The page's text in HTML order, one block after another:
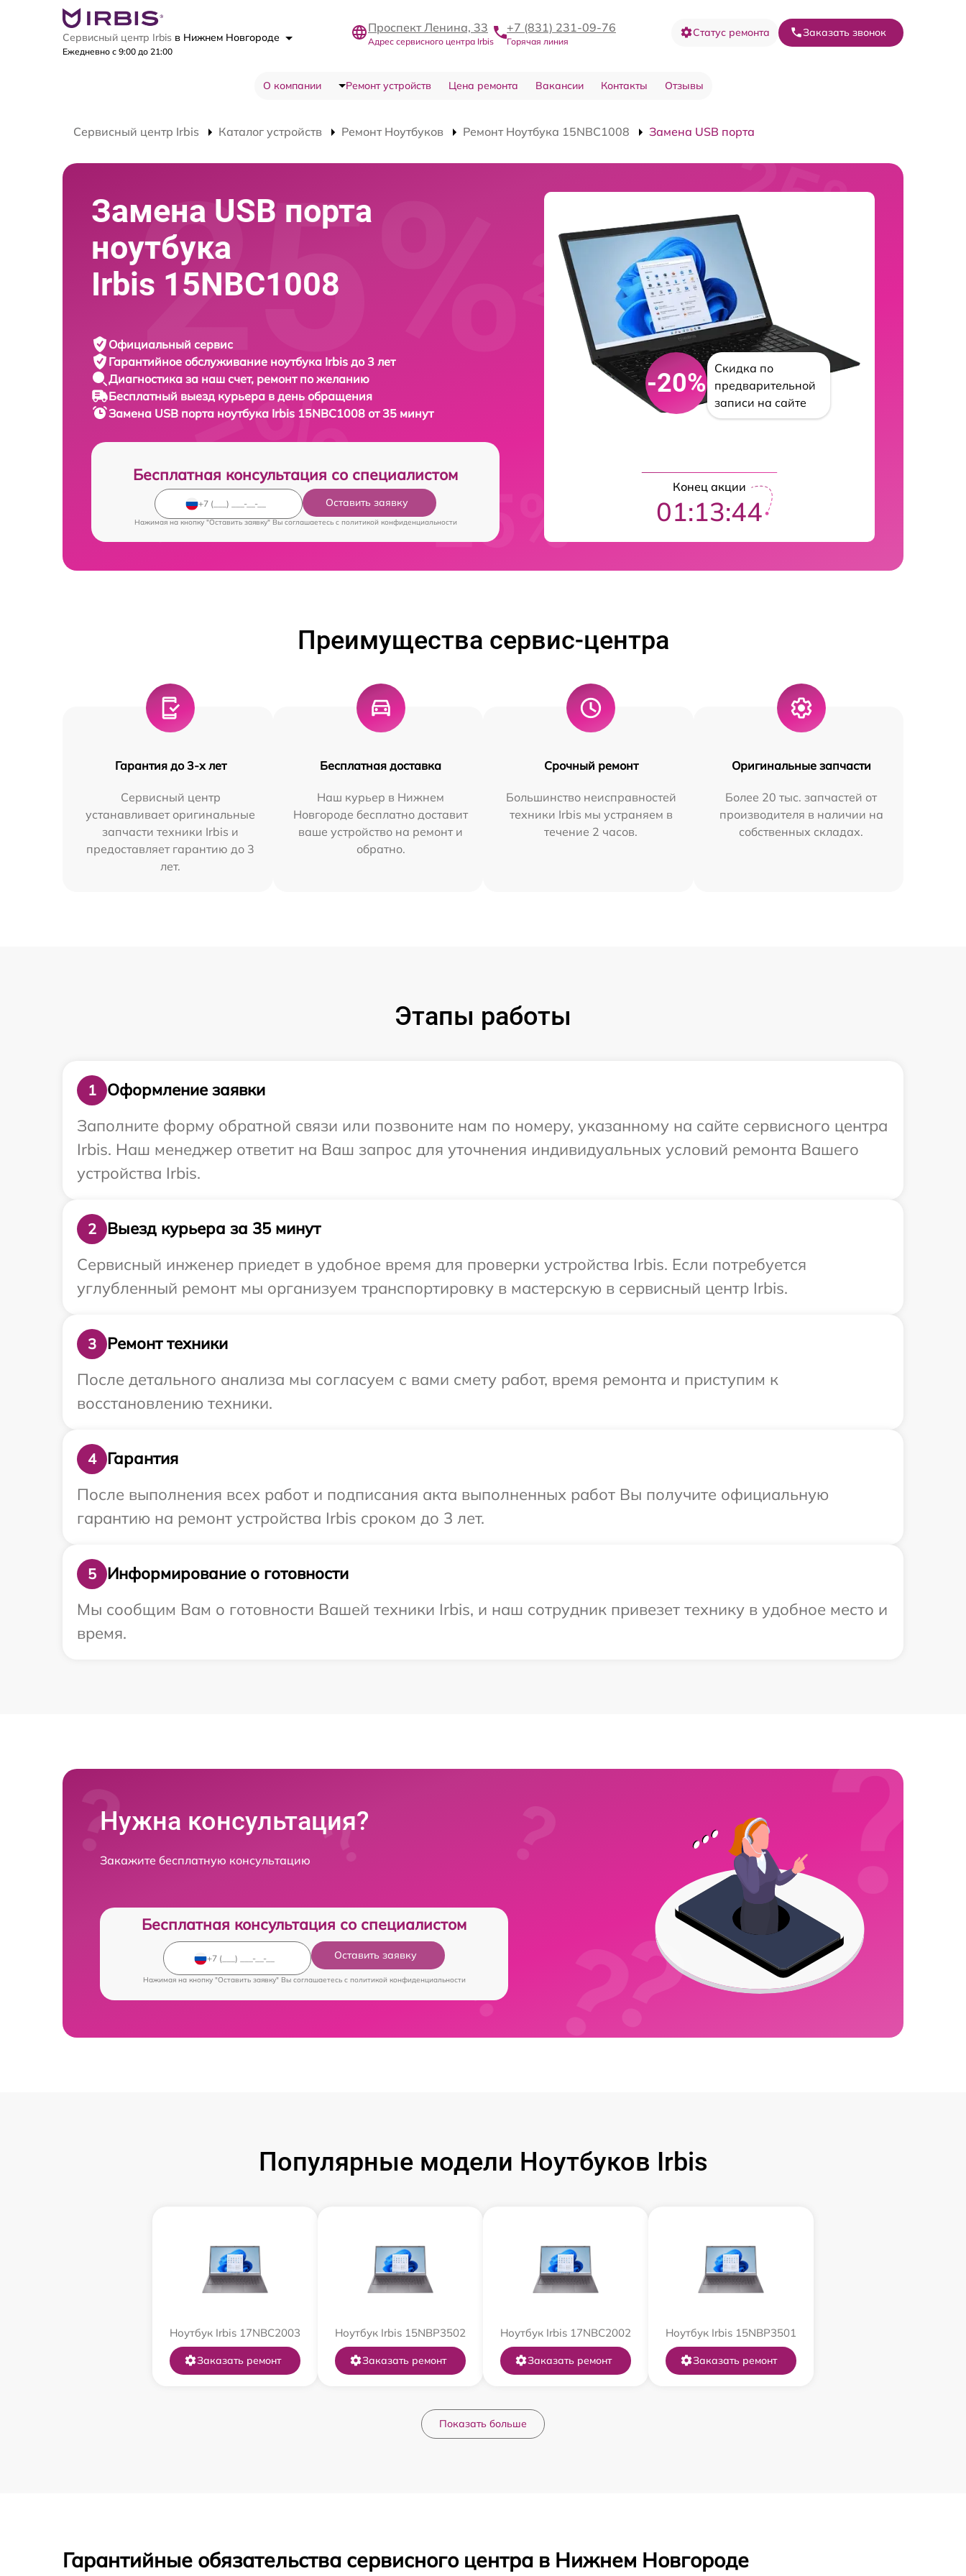
Сервисный центр Irbis в Нижнем Новгороде
Ежедневно с 9:00 до 21:00
Проспект Ленина, 33
Адрес сервисного центра Irbis
+7 (831) 231-09-76
Горячая линия
Статус ремонта Заказать звонок
О компании Ремонт устройств Цена ремонта Вакансии Контакты Отзывы
Сервисный центр Irbis Каталог устройств Ремонт Ноутбуков Ремонт Ноутбука 15NBC1008 Замена USB порта
Замена USB порта
ноутбука
Irbis 15NBC1008
Официальный сервис
Гарантийное обслуживание ноутбука Irbis до 3 лет
Диагностика за наш счет, ремонт по желанию
Бесплатный выезд курьера в день обращения
Замена USB порта ноутбука Irbis 15NBC1008 от 35 минут
Бесплатная консультация со специалистом
Оставить заявку
Нажимая на кнопку "Оставить заявку" Вы соглашаетесь c политикой конфиденциальности
-20%
Скидка по
предварительной
записи на сайте
Конец акции
01:13:43
Преимущества сервис-центра
Гарантия до 3-х лет
Сервисный центр
устанавливает оригинальные
запчасти техники Irbis и
предоставляет гарантию до 3
лет.
Бесплатная доставка
Наш курьер в Нижнем
Новгороде бесплатно доставит
ваше устройство на ремонт и
обратно.
Срочный ремонт
Большинство неисправностей
техники Irbis мы устраняем в
течение 2 часов.
Оригинальные запчасти
Более 20 тыс. запчастей от
производителя в наличии на
собственных складах.
Этапы работы
1
Оформление заявки
Заполните форму обратной связи или позвоните нам по номеру, указанному на сайте сервисного центра
Irbis. Наш менеджер ответит на Ваш запрос для уточнения индивидуальных условий ремонта Вашего
устройства Irbis.
2
Выезд курьера за 35 минут
Сервисный инженер приедет в удобное время для проверки устройства Irbis. Если потребуется
углубленный ремонт мы организуем транспортировку в мастерскую в сервисный центр Irbis.
3
Ремонт техники
После детального анализа мы согласуем с вами смету работ, время ремонта и приступим к
восстановлению техники.
4
Гарантия
После выполнения всех работ и подписания акта выполненных работ Вы получите официальную
гарантию на ремонт устройства Irbis сроком до 3 лет.
5
Информирование о готовности
Мы сообщим Вам о готовности Вашей техники Irbis, и наш сотрудник привезет технику в удобное место и
время.
Нужна консультация?
Закажите бесплатную консультацию
Бесплатная консультация со специалистом
Оставить заявку
Нажимая на кнопку "Оставить заявку" Вы соглашаетесь c политикой конфиденциальности
Популярные модели Ноутбуков Irbis
Ноутбук Irbis 17NBC2003
Заказать ремонт
Ноутбук Irbis 15NBP3502
Заказать ремонт
Ноутбук Irbis 17NBC2002
Заказать ремонт
Ноутбук Irbis 15NBP3501
Заказать ремонт
Показать больше
Гарантийные обязательства сервисного центра в Нижнем Новгороде